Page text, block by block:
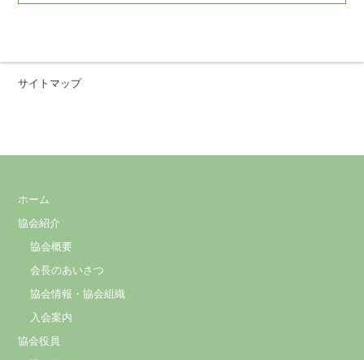
サイトマップ
ホーム
協会紹介
協会概要
会長のあいさつ
協会情報・協会組織
入会案内
協会役員